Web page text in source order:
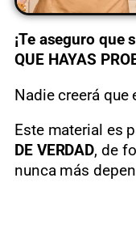
¡Te aseguro que
QUE HAYAS
Nadie creerá
Este material es
DE VERDAD, de
nunca más